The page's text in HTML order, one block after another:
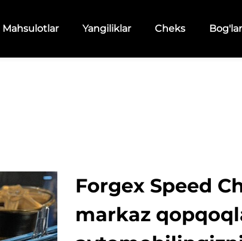
Mahsulotlar Yangiliklar Cheks
Forgex Speed
markaz